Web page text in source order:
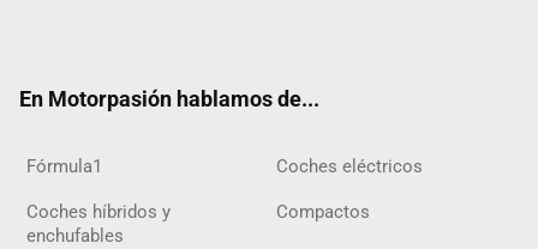
En Motorpasión hablamos de...
Fórmula1 Coches eléctricos
Coches híbridos y
enchufables
Compactos